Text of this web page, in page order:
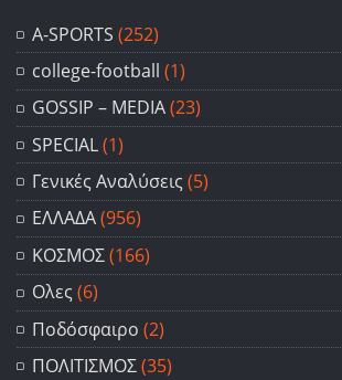
A-SPORTS (252)
college-football (1)
GOSSIP – ΜΕDIA(23)
SPECIAL(1)
Γενικές Αναλύσεις (5)
ΕΛΛΑΔΑ(956)
ΚΟΣΜΟΣ(166)
Ολες (6)
Ποδόσφαιρο (2)
ΠΟΛΙΤΙΣΜΟΣ(35)